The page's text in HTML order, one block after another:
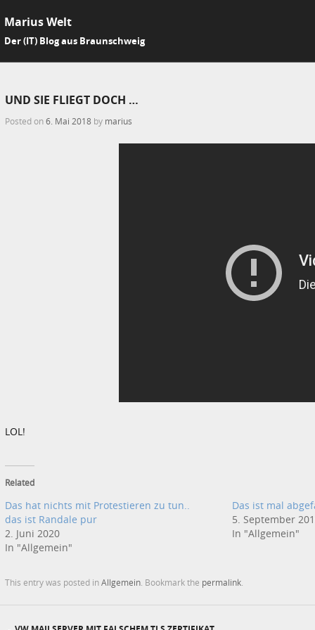
Marius Welt
Der (IT) Blog aus Braunschweig
UND SIE FLIEGT DOCH …
Posted on6. Mai 2018 by marius
LOL!
Related
Das hat nichts mit Protestieren zu tun..
das ist Randale pur
2. Juni 2020
In "Allgemein"
Das ist mal
5. September
In "Allgemein"
This entry was posted inAllgemein . Bookmark the permalink